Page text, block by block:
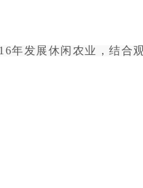
年发展休闲农业，结合